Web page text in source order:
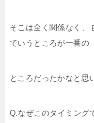
そこは全く関係なく、
ていうところが一番の
ところだったかなと思
Q.なぜこのタイミング